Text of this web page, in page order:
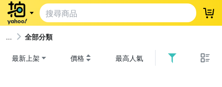
登
全部分類
最新上架 價格 最高人氣